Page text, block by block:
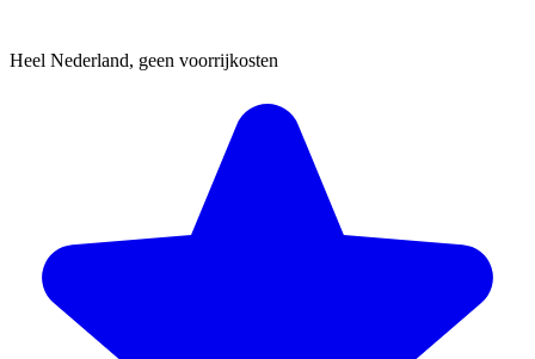
Heel Nederland, geen voorrijkosten